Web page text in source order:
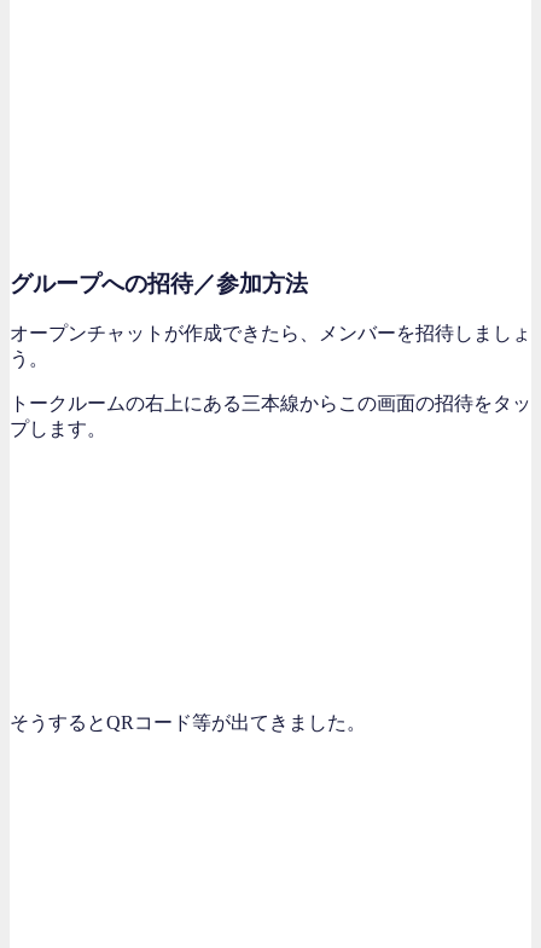
グループへの招待／参加方法
オープンチャットが作成できたら、メンバーを招待しましょ
う。
トークルームの右上にある三本線からこの画面の招待をタッ
プします。
そうするとQRコード等が出てきました。